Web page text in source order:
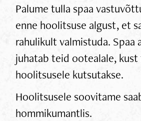
Palume tulla spaa
enne hoolitsuse algust, et
rahulikult valmistuda. Spaa
juhatab teid ootealale,
hoolitsusele kutsutakse.
Hoolitsusele soovitame
hommikumantlis.